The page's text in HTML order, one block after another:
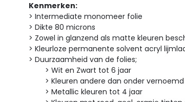
Kenmerken:
> Intermediate monomeer folie
> Dikte 80 microns
> Zowel in glanzend als matte kleuren
> Kleurloze permanente solvent acryl
> Duurzaamheid van de folies;
> Wit en Zwart tot 6 jaar
> Kleuren andere dan onder vernoemd
> Metallic kleuren tot 4 jaar